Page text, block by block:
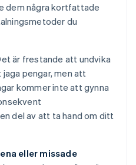
dem några kortfattade
du
är frestande att undvika
pengar, men att
kommer inte att gynna
del av att ta hand om ditt
eller missade